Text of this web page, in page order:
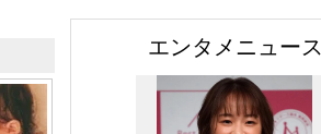
エンタメニュース